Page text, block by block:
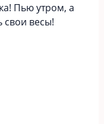
Пью утром, а
свои весы!